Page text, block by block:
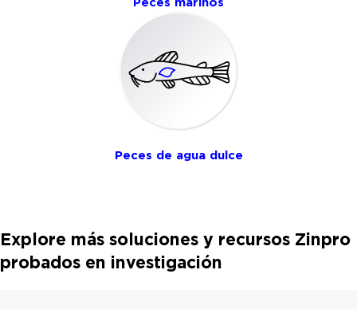
Peces de agua dulce
Explore más soluciones y recursos Zinpro
probados en investigación